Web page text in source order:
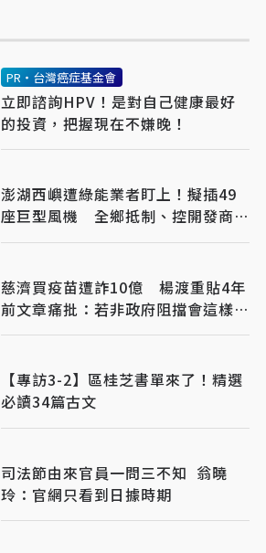
PR・台灣癌症基金會
立即諮詢HPV！是對自己健康最好
的投資，把握現在不嫌晚！
澎湖西嶼遭綠能業者盯上！擬插49
座巨型風機 全鄉抵制、控開發商打
消耗戰
慈濟買疫苗遭詐10億 楊渡重貼4年
前文章痛批：若非政府阻擋會這樣
嗎？
【專訪3-2】區桂芝書單來了！精選
必讀34篇古文
司法節由來官員一問三不知 翁曉
玲：官網只看到日據時期